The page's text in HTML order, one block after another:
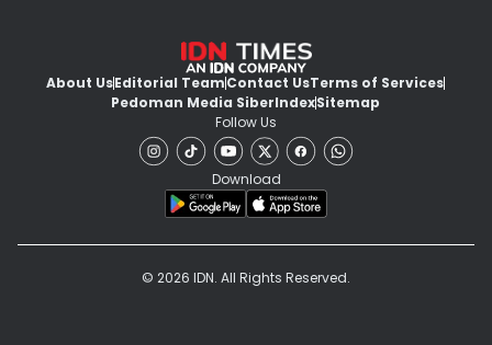
About UsEditorial TeamContact UsTerms of Services
Pedoman Media SiberIndexSitemap
Follow Us
Download
© 2026 IDN. All Rights Reserved.